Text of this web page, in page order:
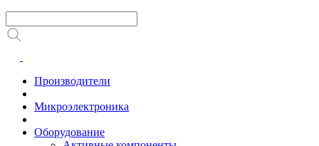
Производители
Микроэлектроника
Оборудование